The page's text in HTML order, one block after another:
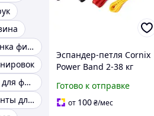
Эспандер резинка фитнес
Набор резинок для фитнеса
Эластичные ленты для фитнеса
Эспандер-петля Cornix
Power Band 2-38 кг
спорта) набор 4 шт XR-
0087
Готово к отправке
от 100₴/мес